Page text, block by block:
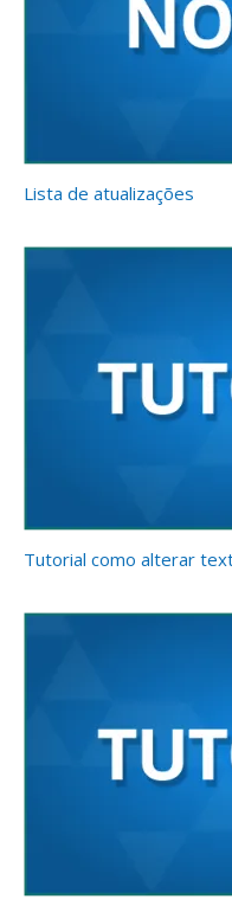
Lista de atualizações
Tutorial como alterar